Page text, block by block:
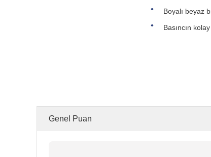
Boyalı beyaz
Basıncın
Genel Puan